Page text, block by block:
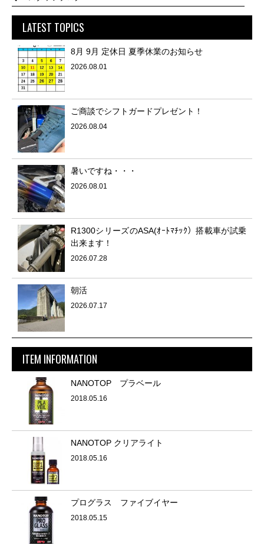
LATEST TOPICS
8月 9月 定休日 夏季休業のお知らせ
2026.08.01
ご商談でシフトガードプレゼント！
2026.08.04
暑いですね・・・
2026.08.01
R1300シリーズのASA(ｵｰﾄﾏﾁｯｸ）搭載車が試乗
出来ます！
2026.07.28
朝活
2026.07.17
ITEM INFORMATION
NANOTOP プラベール
2018.05.16
NANOTOP クリアライト
2018.05.16
プログラス ファイブイヤー
2018.05.15